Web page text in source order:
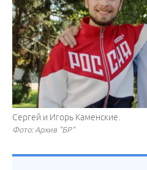
Сергей и Игорь Каменские.
Фото: Архив "БР"